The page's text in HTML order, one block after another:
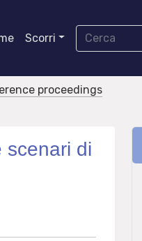
Scorri
proceedings
scenari di